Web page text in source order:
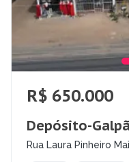
R$ 650.000
Depósito-
Rua Laura Pinheiro